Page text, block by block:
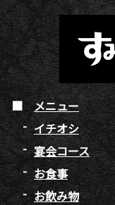
メニュー
イチオシ
宴会コース
お食事
お飲み物